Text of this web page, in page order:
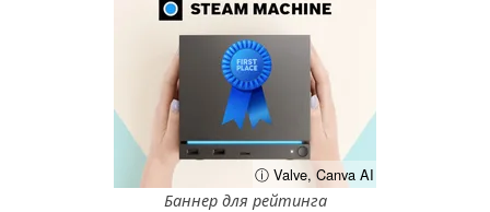
ⓘ Valve, Canva AI
Баннер для рейтинга